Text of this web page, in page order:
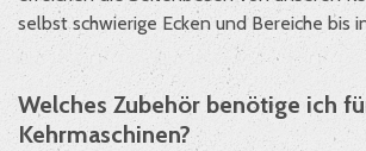
selbst schwierige Ecken und Bereiche bis
Welches Zubehör benötige ich
Kehrmaschinen?